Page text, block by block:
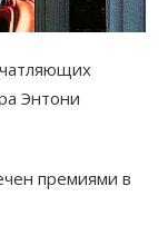
Энтони
премиями в